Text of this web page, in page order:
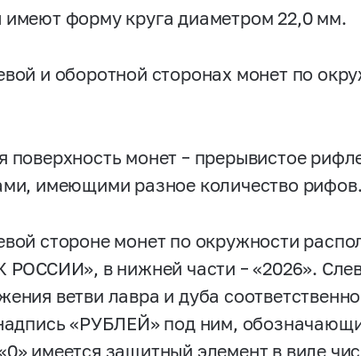
имеют форму круга диаметром 22,0 мм.
и оборотной сторонах монет по
поверхность монет – прерывистое
имеющими разное количество рифов.
стороне монет по окружности
РОССИИ», в нижней части – «2026».
ветви лавра и дуба
«РУБЛЕЙ» под ним,
имеется защитный элемент в виде